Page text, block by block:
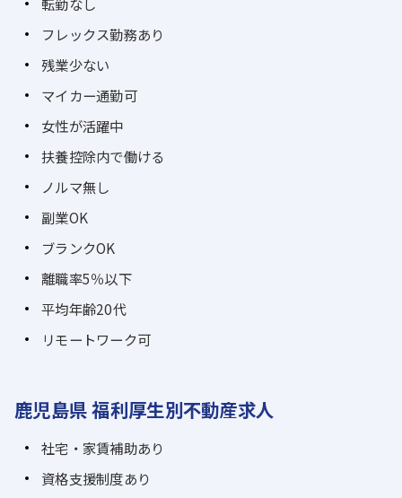
フレックス勤務あり
残業少ない
マイカー通勤可
女性が活躍中
扶養控除内で働ける
ノルマ無し
副業OK
ブランクOK
離職率5％以下
平均年齢20代
リモートワーク可
鹿児島県 福利厚生別不動産求人
社宅・家賃補助あり
資格支援制度あり